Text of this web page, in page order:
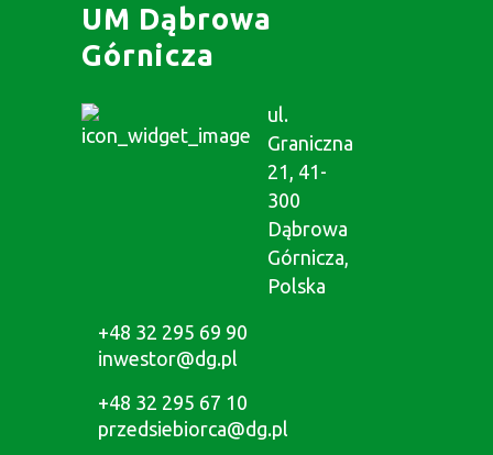
UM Dąbrowa
Górnicza
ul.
Graniczna
21, 41-
300
Dąbrowa
Górnicza,
Polska
+48 32 295 69 90
inwestor@dg.pl
+48 32 295 67 10
przedsiebiorca@dg.pl